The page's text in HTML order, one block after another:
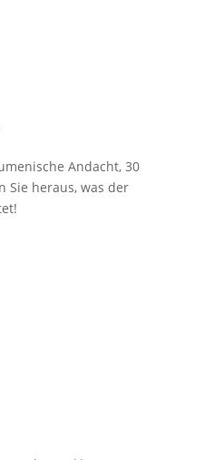
Andacht, 30
Sie heraus, was der